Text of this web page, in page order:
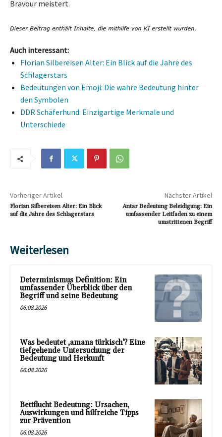
Bravour meistert.
Auch interessant:
Florian Silbereisen Alter: Ein Blick auf die Jahre des
Schlagerstars
Bedeutungen von Emoji: Die wahre Bedeutung hinter
den Symbolen
DDR Schäferhund: Einzigartige Merkmale und
Unterschiede
Vorheriger Artikel
Florian Silbereisen Alter: Ein Blick
auf die Jahre des Schlagerstars
Nächster Artikel
Antar Bedeutung Beleidigung: Ein
umfassender Leitfaden zu einem
umstrittenen Begriff
Weiterlesen
Determinismus Definition: Ein
umfassender Überblick über den
Begriff und seine Bedeutung
06.08.2026
Was bedeutet ‚amana türkisch‘? Eine
tiefgehende Untersuchung der
Bedeutung und Herkunft
06.08.2026
Bettflucht Bedeutung: Ursachen,
Auswirkungen und hilfreiche Tipps
zur Prävention
06.08.2026